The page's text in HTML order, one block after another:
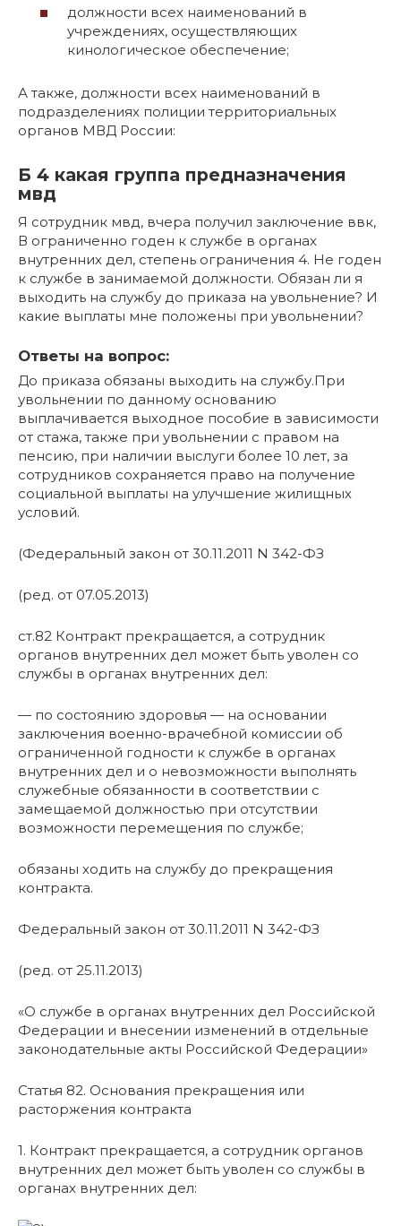
должности всех наименований в
учреждениях, осуществляющих
кинологическое обеспечение;
А также, должности всех наименований в
подразделениях полиции территориальных
органов МВД России:
Б 4 какая группа предназначения
мвд
Я сотрудник мвд, вчера получил заключение ввк,
В ограниченно годен к службе в органах
внутренних дел, степень ограничения 4. Не годен
к службе в занимаемой должности. Обязан ли я
выходить на службу до приказа на увольнение? И
какие выплаты мне положены при увольнении?
Ответы на вопрос:
До приказа обязаны выходить на службу.При
увольнении по данному основанию
выплачивается выходное пособие в зависимости
от стажа, также при увольнении с правом на
пенсию, при наличии выслуги более 10 лет, за
сотрудников сохраняется право на получение
социальной выплаты на улучшение жилищных
условий.
(Федеральный закон от 30.11.2011 N 342-ФЗ
(ред. от 07.05.2013)
ст.82 Контракт прекращается, а сотрудник
органов внутренних дел может быть уволен со
службы в органах внутренних дел:
— по состоянию здоровья — на основании
заключения военно-врачебной комиссии об
ограниченной годности к службе в органах
внутренних дел и о невозможности выполнять
служебные обязанности в соответствии с
замещаемой должностью при отсутствии
возможности перемещения по службе;
обязаны ходить на службу до прекращения
контракта.
Федеральный закон от 30.11.2011 N 342-ФЗ
(ред. от 25.11.2013)
«О службе в органах внутренних дел Российской
Федерации и внесении изменений в отдельные
законодательные акты Российской Федерации»
Статья 82. Основания прекращения или
расторжения контракта
1. Контракт прекращается, а сотрудник органов
внутренних дел может быть уволен со службы в
органах внутренних дел: